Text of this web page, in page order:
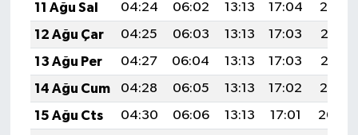
11 Ağu Sal
04:24 06:02 13:13 17:04
20:14
12 Ağu Çar
04:25 06:03 13:13 17:03
20:13
13 Ağu Per
04:27 06:04 13:13 17:03
20:12
14 Ağu Cum
04:28 06:05 13:13 17:02
20:10
15 Ağu Cts
04:30 06:06 13:13 17:01
20:09